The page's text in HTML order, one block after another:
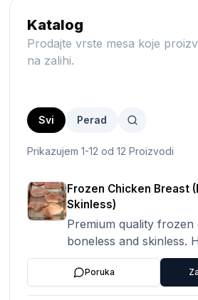
Katalog
Prodajte vrste mesa koje
na zalihi.
Svi Perad
Prikazujem 1-12 od 12 Proizvodi
Frozen Chicken Breast
Skinless)
Premium quality frozen
boneless and skinless.
HACCP & ISO 9001.
Storage: -18°C.
or 2kg×6. IQF available
Poruka